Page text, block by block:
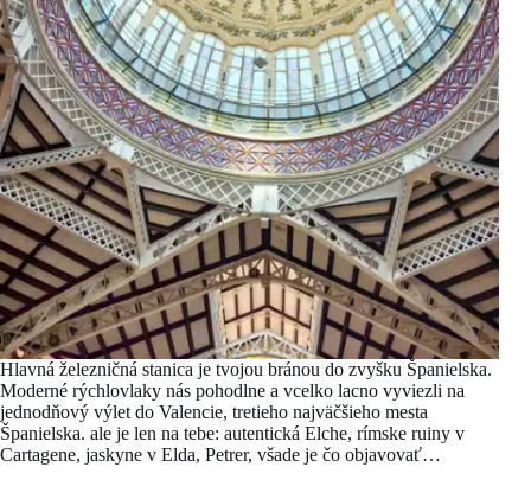
Hlavná železničná stanica je tvojou bránou do zvyšku Španielska.
Moderné rýchlovlaky nás pohodlne a vcelko lacno vyviezli na
jednodňový výlet do Valencie, tretieho najväčšieho mesta
Španielska. ale je len na tebe: autentická Elche, rímske ruiny v
Cartagene, jaskyne v Elda, Petrer, všade je čo objavovať…